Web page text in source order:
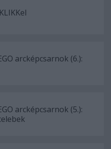
arcképcsarnok (6.):
arcképcsarnok (5.):